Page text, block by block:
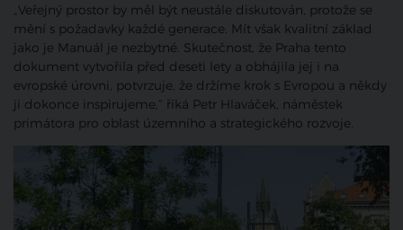
„Veřejný prostor by měl být neustále diskutován, protože se
mění s požadavky každé generace. Mít však kvalitní základ
jako je Manuál je nezbytné. Skutečnost, že Praha tento
dokument vytvořila před deseti lety a obhájila jej i na
evropské úrovni, potvrzuje, že držíme krok s Evropou a někdy
ji dokonce inspirujeme,“ říká Petr Hlaváček, náměstek
primátora pro oblast územního a strategického rozvoje.